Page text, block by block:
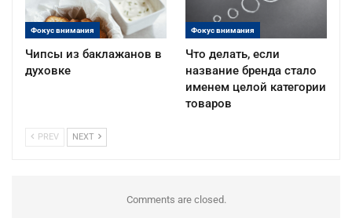
Фокус внимания
Чипсы из баклажанов в
духовке
Фокус внимания
Что делать, если
название бренда стало
именем целой категории
товаров
PREV NEXT
Comments are closed.